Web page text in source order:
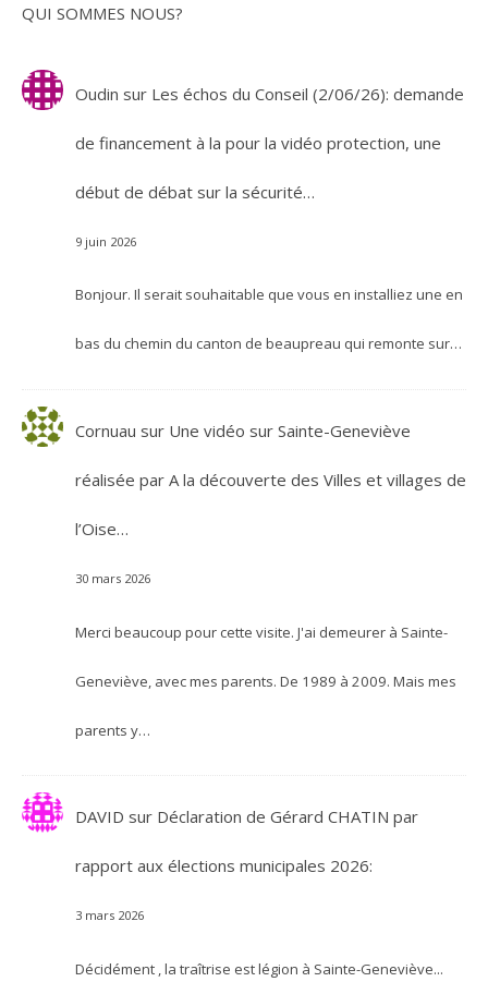
QUI SOMMES NOUS?
Oudin sur Les échos du Conseil (2/06/26): demande
de financement à la pour la vidéo protection, une
début de débat sur la sécurité…
9 juin 2026
Bonjour. Il serait souhaitable que vous en installiez une en
bas du chemin du canton de beaupreau qui remonte sur…
Cornuau sur Une vidéo sur Sainte-Geneviève
réalisée par A la découverte des Villes et villages de
l’Oise…
30 mars 2026
Merci beaucoup pour cette visite. J'ai demeurer à Sainte-
Geneviève, avec mes parents. De 1989 à 2009. Mais mes
parents y…
DAVID sur Déclaration de Gérard CHATIN par
rapport aux élections municipales 2026:
3 mars 2026
Décidément , la traîtrise est légion à Sainte-Geneviève...